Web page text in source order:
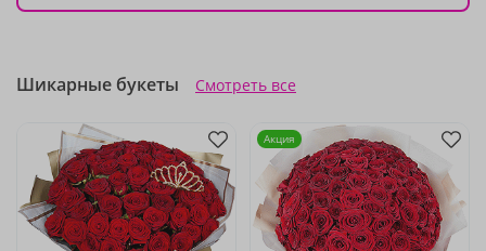
Шикарные букеты Смотреть все
Акция